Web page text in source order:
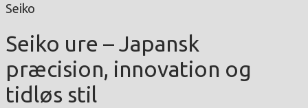
Seiko
Seiko ure – Japansk
præcision, innovation og
tidløs stil